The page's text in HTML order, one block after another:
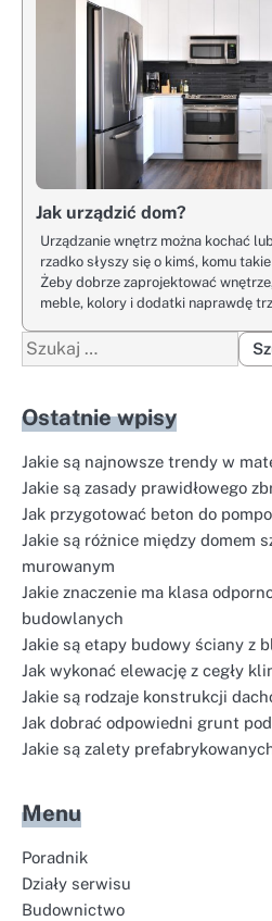
Jak urządzić dom?
Urządzanie wnętrz można kochać
rzadko słyszy się o kimś, komu
Żeby dobrze zaprojektować
meble, kolory i dodatki naprawdę
Szukaj:
Ostatnie wpisy
Jakie są najnowsze trendy w
Jakie są zasady prawidłowego
Jak przygotować beton do
Jakie są różnice między domem
murowanym
Jakie znaczenie ma klasa
budowlanych
Jakie są etapy budowy ściany z
Jak wykonać elewację z cegły
Jakie są rodzaje konstrukcji
Jak dobrać odpowiedni grunt
Jakie są zalety
Menu
Poradnik
Działy serwisu
Budownictwo